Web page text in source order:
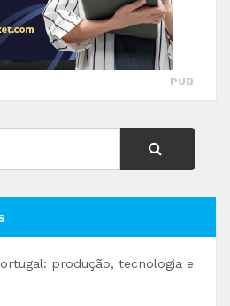
PUB
produção, tecnologia e